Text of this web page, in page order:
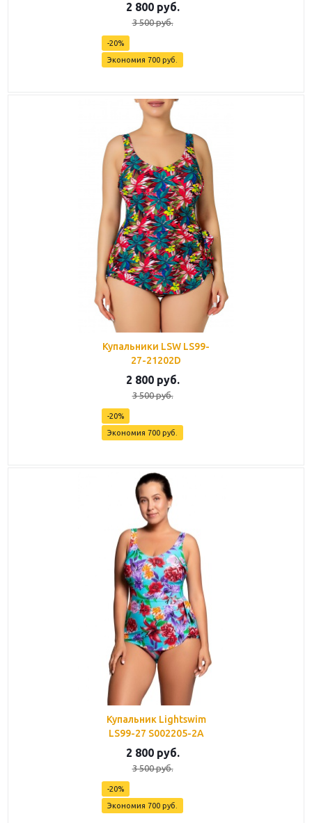
2 800руб.
3 500руб.
-20%
Экономия 700руб.
Купальники LSW LS99-
27-21202D
2 800руб.
3 500руб.
-20%
Экономия 700руб.
Купальник Lightswim
LS99-27 S002205-2A
2 800руб.
3 500руб.
-20%
Экономия 700руб.